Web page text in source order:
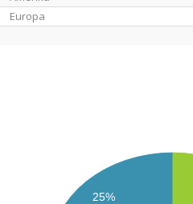
Europa
25%